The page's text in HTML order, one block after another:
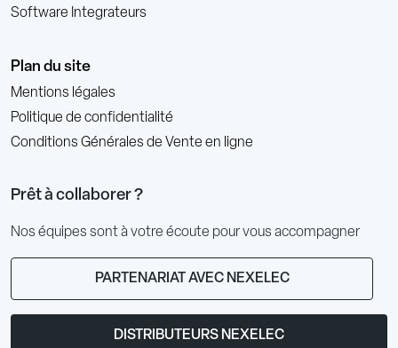
Software Integrateurs
Plan du site
Mentions légales
Politique de confidentialité
Conditions Générales de Vente en ligne
Prêt à collaborer ?
Nos équipes sont à votre écoute pour vous accompagner
PARTENARIAT AVEC NEXELEC
DISTRIBUTEURS NEXELEC